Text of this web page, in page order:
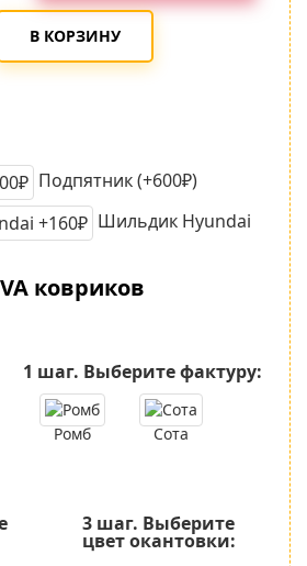
В КОРЗИНУ
Подпятник (+600₽)
Шильдик Hyundai
ковриков
1 шаг. Выберите фактуру:
Ромб Сота
3 шаг. Выберите
цвет окантовки: